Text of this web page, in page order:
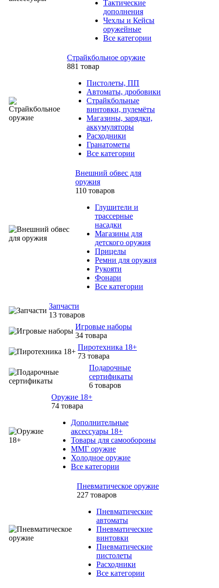
Тактические
дополнения
Чехлы и Кейсы
оружейные
Все категории
Страйкбольное оружие
881 товар
Пистолеты, ПП
Автоматы, дробовики
Страйкбольные
винтовки, пулемёты
Магазины, зарядки,
аккумуляторы
Расходники
Гранатометы
Все категории
Внешний обвес для
оружия
110 товаров
Глушители и
трассерные
насадки
Магазины для
детского оружия
Прицелы
Ремни для оружия
Рукояти
Фонари
Все категории
Запчасти
13 товаров
Игровые наборы
34 товара
Пиротехника 18+
73 товара
Подарочные
сертификаты
6 товаров
Оружие 18+
74 товара
Дополнительные
аксессуары 18+
Товары для самообороны
ММГ оружие
Холодное оружие
Все категории
Пневматическое оружие
227 товаров
Пневматические
автоматы
Пневматические
винтовки
Пневматические
пистолеты
Расходники
Все категории